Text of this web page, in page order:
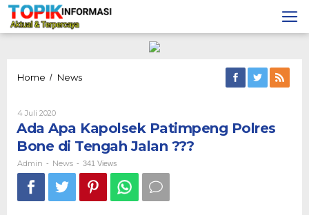
Lewati
konten
Home / NewsAda
Polres
Bone
di
Tengah
Jalan
???
4 Juli 2020Oleh
Admin
Ada Apa Kapolsek Patimpeng Polres
Bone di Tengah Jalan ???
Admin - News - 341 Views